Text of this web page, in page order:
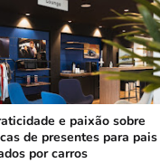
e paixão sobre
de presentes para pais
por carros